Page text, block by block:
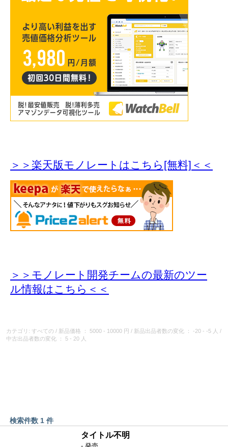
＞＞楽天版モノレートはこちら[無料]＜＜
＞＞モノレート開発チームの最新のツー
ル情報はこちら＜＜
カテゴリ: すべての / 新品価格 ： 5000 - 10000 円 / 新品出品者数の変化 ： -20 - -5 人 /
中古出品者数の変化
： 5 - 20 人
検索件数 1 件
タイトル不明